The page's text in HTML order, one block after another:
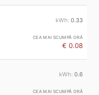
0.33
€ 0.08
0.6